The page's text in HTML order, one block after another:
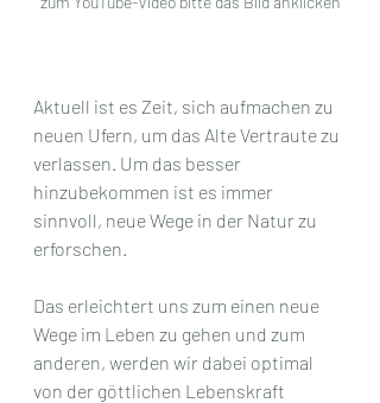
Aktuell ist es Zeit, sich aufmachen zu
neuen Ufern, um das Alte Vertraute zu
verlassen. Um das besser
hinzubekommen ist es immer
sinnvoll, neue Wege in der Natur zu
erforschen.
Das erleichtert uns zum einen neue
Wege im Leben zu gehen und zum
anderen, werden wir dabei optimal
von der göttlichen Lebenskraft